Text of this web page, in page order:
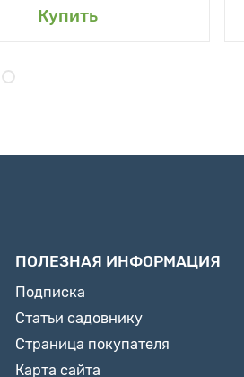
Купить
ПОЛЕЗНАЯ ИНФОРМАЦИЯ
Подписка
Статьи садовнику
Страница покупателя
Карта сайта